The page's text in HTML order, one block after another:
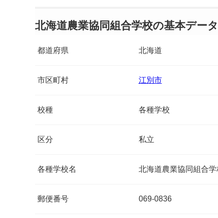
北海道農業協同組合学校の基本データ
都道府県 北海道
市区町村 江別市
校種 各種学校
区分 私立
各種学校名 北海道農業協同組合学
郵便番号 069-0836